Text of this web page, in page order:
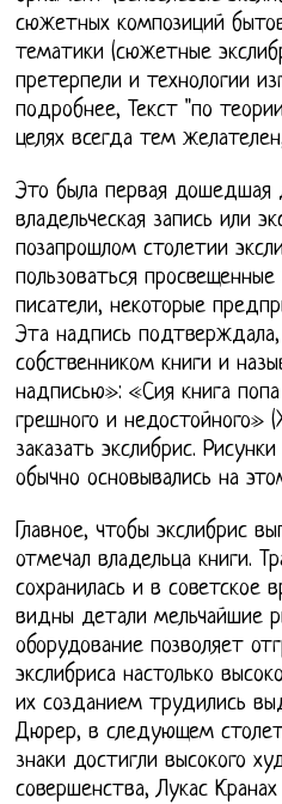
сюжетных композиций
тематики (сюжетные
претерпели и технологии
подробнее, Текст "по
целях всегда тем
Это была первая дошедшая
владельческая запись или
позапрошлом столетии
пользоваться
писатели, некоторые
Эта надпись подтверждала,
собственником книги и
надписью»: «Сия книга
грешного и недостойного»
заказать экслибрис.
обычно основывались на
Главное, чтобы экслибрис
отмечал владельца книги.
сохранилась и в советское
видны детали мельчайшие
оборудование позволяет
экслибриса настолько
их созданием трудились
Дюрер, в следующем
знаки достигли высокого
совершенства, Лукас